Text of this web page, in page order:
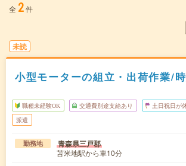
全 2件
未読
小型モーターの組立・出荷作業/
職種未経験OK 交通費別途支給あり 土日祝日が
派遣
勤務地 青森県三戸郡
苫米地駅から車10分